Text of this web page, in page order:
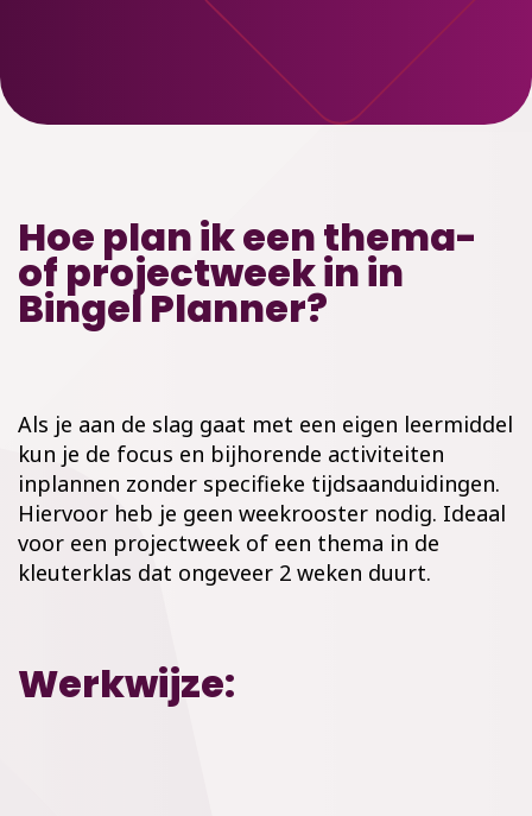
Hoe plan ik een thema-
of projectweek in in
Bingel Planner?
Als je aan de slag gaat met een eigen leermiddel
kun je de focus en bijhorende activiteiten
inplannen zonder specifieke tijdsaanduidingen.
Hiervoor heb je geen weekrooster nodig. Ideaal
voor een projectweek of een thema in de
kleuterklas dat ongeveer 2 weken duurt.
Werkwijze: